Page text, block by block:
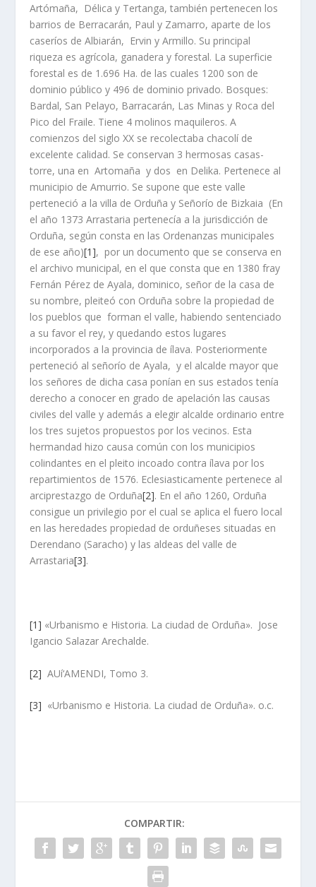
Artómaña, Délica y Tertanga, también pertenecen los
barrios de Berracarán, Paul y Zamarro, aparte de los
caserí­os de Albiarán, Ervin y Armillo. Su principal
riqueza es agrí­cola, ganadera y forestal. La superficie
forestal es de 1.696 Ha. de las cuales 1200 son de
dominio público y 496 de dominio privado. Bosques:
Bardal, San Pelayo, Barracarán, Las Minas y Roca del
Pico del Fraile. Tiene 4 molinos maquileros. A
comienzos del siglo XX se recolectaba chacolí­ de
excelente calidad. Se conservan 3 hermosas casas-
torre, una en Artomaña y dos en Delika. Pertenece al
municipio de Amurrio. Se supone que este valle
perteneció a la villa de Orduña y Señorí­o de Bizkaia (En
el año 1373 Arrastaria pertenecí­a a la jurisdicción de
Orduña, según consta en las Ordenanzas municipales
de ese año)[1], por un documento que se conserva en
el archivo municipal, en el que consta que en 1380 fray
Fernán Pérez de Ayala, dominico, señor de la casa de
su nombre, pleiteó con Orduña sobre la propiedad de
los pueblos que forman el valle, habiendo sentenciado
a su favor el rey, y quedando estos lugares
incorporados a la provincia de ílava. Posteriormente
perteneció al señorí­o de Ayala, y el alcalde mayor que
los señores de dicha casa poní­an en sus estados tení­a
derecho a conocer en grado de apelación las causas
civiles del valle y además a elegir alcalde ordinario entre
los tres sujetos propuestos por los vecinos. Esta
hermandad hizo causa común con los municipios
colindantes en el pleito incoado contra ílava por los
repartimientos de 1576. Eclesiasticamente pertenece al
arciprestazgo de Orduña[2]. En el año 1260, Orduña
consigue un privilegio por el cual se aplica el fuero local
en las heredades propiedad de orduñeses situadas en
Derendano (Saracho) y las aldeas del valle de
Arrastaria[3].
[1] «Urbanismo e Historia. La ciudad de Orduña». Jose
Igancio Salazar Arechalde.
[2] AUí‘AMENDI, Tomo 3.
[3] «Urbanismo e Historia. La ciudad de Orduña». o.c.
COMPARTIR: